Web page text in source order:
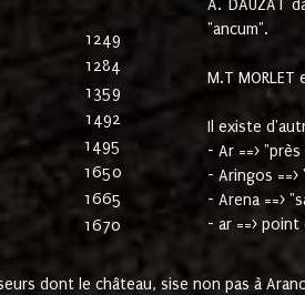
1249
1284
1359
1492
1495
1650
1665
1670
A. DAUZAT
"ancum".
M.T
Il existe
- Ar ==>
- Aringos
- Arena ==>
- ar ==> point
dont le château, sise non pas à